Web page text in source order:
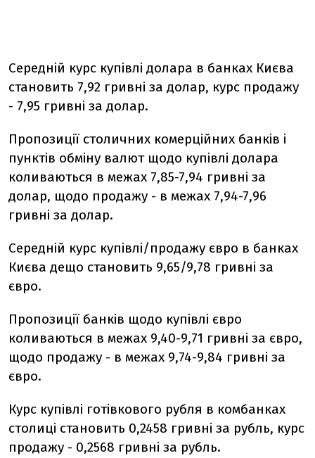
Середній курс купівлі долара в банках Києва
становить 7,92 гривні за долар, курс продажу
- 7,95 гривні за долар.
Пропозиції столичних комерційних банків і
пунктів обміну валют щодо купівлі долара
коливаються в межах 7,85-7,94 гривні за
долар, щодо продажу - в межах 7,94-7,96
гривні за долар.
Середній курс купівлі/продажу євро в банках
Києва дещо становить 9,65/9,78 гривні за
євро.
Пропозиції банків щодо купівлі євро
коливаються в межах 9,40-9,71 гривні за євро,
щодо продажу - в межах 9,74-9,84 гривні за
євро.
Курс купівлі готівкового рубля в комбанках
столиці становить 0,2458 гривні за рубль, курс
продажу - 0,2568 гривні за рубль.